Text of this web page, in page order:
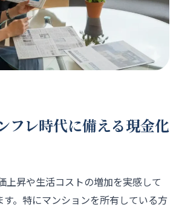
フレ時代に備える現金化
上昇や生活コストの増加を実感して
す。特にマンションを所有している方